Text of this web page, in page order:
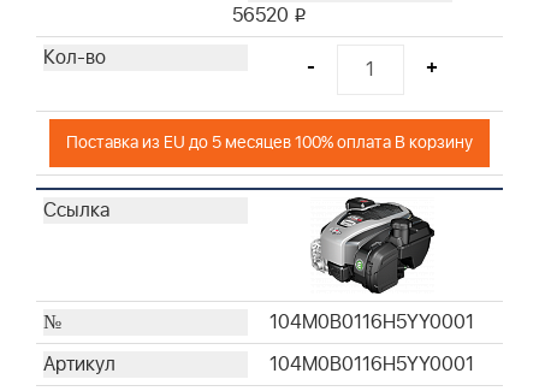
56520 i
- +
Поставка из EU до 5 месяцев 100% оплата В корзину
104M0B0116H5YY0001
104M0B0116H5YY0001